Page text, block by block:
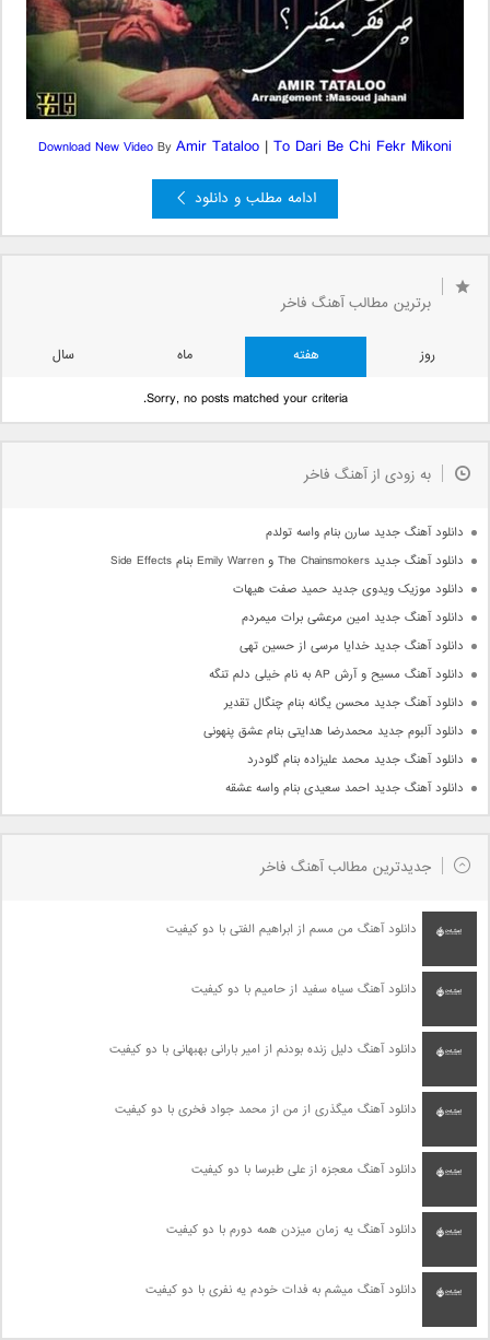
Download New VideoByAmir Tataloo | To Dari Be Chi Fekr Mikoni
ادامه مطلب و دانلود
برترین مطالب آهنگ فاخر
روز هفته ماه
سال
Sorry, no posts matched your criteria.
به زودی از آهنگ فاخر
دانلود آهنگ جدید سارن بنام واسه تولدم
دانلود آهنگ جدید The Chainsmokers و Emily Warren بنام Side Effects
دانلود موزیک ویدوی جدید حمید صفت هیهات
دانلود آهنگ جدید امین مرعشی برات میمردم
دانلود آهنگ جدید خدایا مرسی از حسین تهی
دانلود آهنگ مسیح و آرش AP به نام خیلی دلم تنگه
دانلود آهنگ جدید محسن یگانه بنام چنگال تقدیر
دانلود آلبوم جدید محمدرضا هدایتی بنام عشق پنهونی
دانلود آهنگ جدید محمد علیزاده بنام گلودرد
دانلود آهنگ جدید احمد سعیدی بنام واسه عشقه
جدیدترین مطالب آهنگ فاخر
دانلود آهنگ من مسم از ابراهیم الفتی با دو کیفیت
دانلود آهنگ سیاه سفید از حامیم با دو کیفیت
دانلود آهنگ دلیل زنده بودنم از امیر بارانی بهبهانی با دو کیفیت
دانلود آهنگ میگذری از من از محمد جواد فخری با دو کیفیت
دانلود آهنگ معجزه از علی طبرسا با دو کیفیت
دانلود آهنگ یه زمان میزدن همه دورم با دو کیفیت
دانلود آهنگ میشم به فدات خودم یه نفری با دو کیفیت